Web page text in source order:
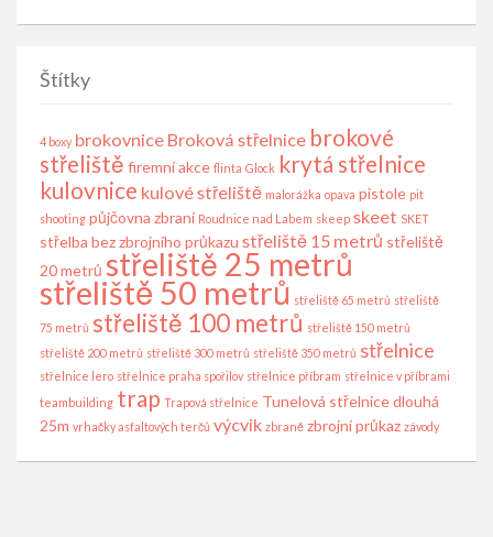
Štítky
4 boxy brokovnice Broková střelnice brokové
střeliště firemní akce flinta Glock krytá střelnice
kulovnice kulové střeliště malorážka opava pistole pit
shooting půjčovna zbraní Roudnice nad Labem skeep skeet SKET
střelba bez zbrojního průkazu střeliště 15 metrů střeliště
20 metrů střeliště 25 metrů
střeliště 50 metrů střeliště 65 metrů střeliště
75 metrů střeliště 100 metrů střeliště 150 metrů
střeliště 200 metrů střeliště 300 metrů střeliště 350 metrů střelnice
střelnice lero střelnice praha spořilov střelnice příbram střelnice v příbrami
teambuilding trap Trapová střelnice Tunelová střelnice dlouhá
25m vrhačky asfaltových terčů výcvik zbraně zbrojní průkaz závody